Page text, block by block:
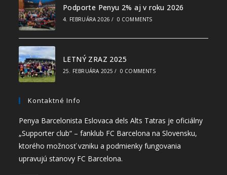
Podporte Penyu 2% aj v roku 2026
4. FEBRUÁRA 2026 / 0 COMMENTS
LETNÝ ZRAZ 2025
25. FEBRUÁRA 2025 / 0 COMMENTS
Kontaktné Info
Penya Barcelonista Eslovaca dels Alts Tatras je oficiálny
„Supporter club“ – fanklub FC Barcelona na Slovensku,
ktorého možnosť vzniku a podmienky fungovania
upravujú stanovy FC Barcelona.